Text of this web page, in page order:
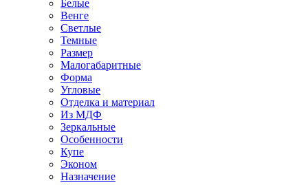
Белые
Венге
Светлые
Темные
Размер
Малогабаритные
Форма
Угловые
Отделка и материал
Из МДФ
Зеркальные
Особенности
Купе
Эконом
Назначение